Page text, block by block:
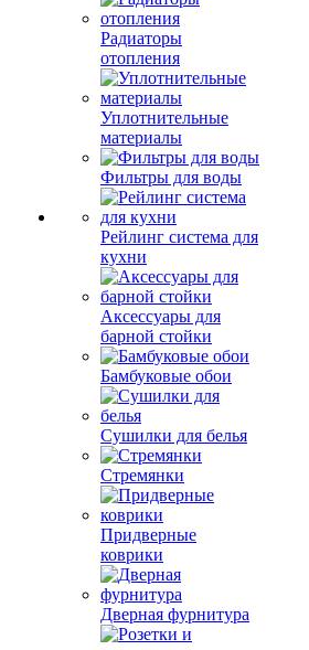
Радиаторы
отопления
Уплотнительные
материалы
Фильтры для воды
Рейлинг система для
кухни
Аксессуары для
барной стойки
Бамбуковые обои
Сушилки для белья
Стремянки
Придверные
коврики
Дверная фурнитура